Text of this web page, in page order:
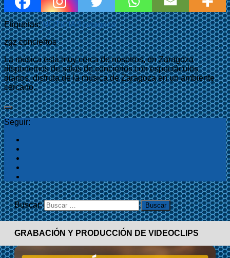
Etiquetas:NOTICIASzaragoza
zgz conciertos
La música está muy cerca de nosotros, en Zaragoza
disponemos de salas de conciertos con espectáculos
diarios, disfruta de la música de Zaragoza en un ambiente
cercano.
Seguir:
Buscar:
GRABACIÓN Y PRODUCCIÓN DE VIDEOCLIPS